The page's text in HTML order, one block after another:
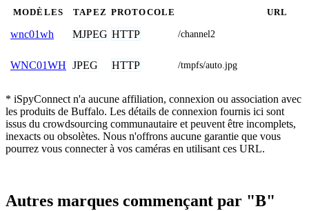
MODÈLES TAPEZ PROTOCOLE URL
wnc01wh MJPEG HTTP /channel2
WNC01WH JPEG HTTP /tmpfs/auto.jpg
* iSpyConnect n'a aucune affiliation, connexion ou association avec
les produits de Buffalo. Les détails de connexion fournis ici sont
issus du crowdsourcing communautaire et peuvent être incomplets,
inexacts ou obsolètes. Nous n'offrons aucune garantie que vous
pourrez vous connecter à vos caméras en utilisant ces URL.
Autres marques commençant par "B"